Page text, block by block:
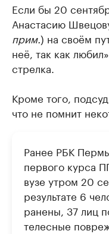
Если бы 20
Анастасию
прим.) на своём
неё, так как
стрелка.
Кроме того,
что не помнит
Ранее РБК Пермь
первого курса
вузе утром 20
результате 6
ранены, 37 лиц
телесные